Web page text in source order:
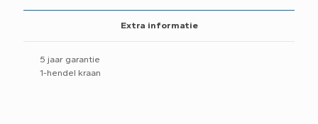
Extra informatie
5 jaar garantie
1-hendel kraan